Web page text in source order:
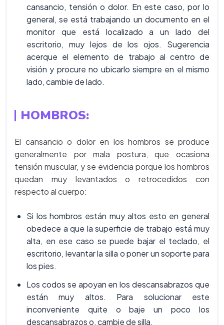
cansancio, tensión o dolor. En este caso, por lo
general, se está trabajando un documento en el
monitor que está localizado a un lado del
escritorio, muy lejos de los ojos. Sugerencia
acerque el elemento de trabajo al centro de
visión y procure no ubicarlo siempre en el mismo
lado, cambie de lado.
HOMBROS:
El cansancio o dolor en los hombros se produce
generalmente por mala postura, que ocasiona
tensión muscular, y se evidencia porque los hombros
quedan muy levantados o retrocedidos con
respecto al cuerpo:
Si los hombros están muy altos esto en general
obedece a que la superficie de trabajo está muy
alta, en ese caso se puede bajar el teclado, el
escritorio, levantar la silla o poner un soporte para
los pies.
Los codos se apoyan en los descansabrazos que
están muy altos. Para solucionar este
inconveniente quite o baje un poco los
descansabrazos o, cambie de silla.